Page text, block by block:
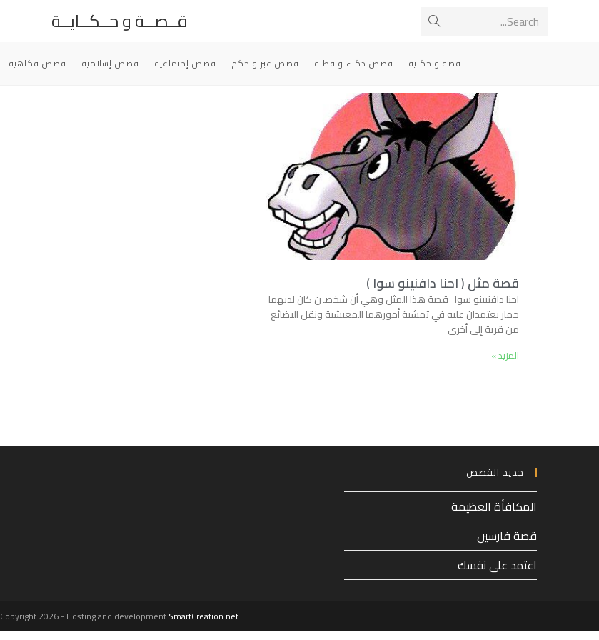
Search... قــصــة و حــكــايــة
قصة و حكاية قصص ذكاء و فطنة قصص عبر و حكم قصص إجتماعية قصص إسلامية قصص فكاهية
قصة مثل ( احنا دافنينو سوا )
احنا دافنيينو سوا قصة هذا المثل وهي أن شخصين كان لديهما
حمار يعتمدان عليه في تمشية أمورهما المعيشية ونقل البضائع
من قرية إلى أخرى
المزيد »
جديد القصص
المكافأة العظيمة
قصة فارسين
اعتمد على نفسك
Copyright 2026 - Hosting and developmentSmartCreation.net